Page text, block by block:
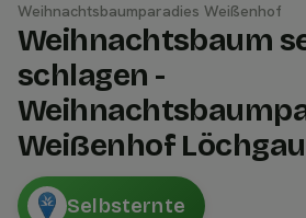
Weihnachtsbaumparadies Weißenhof
Weihnachtsbaum
schlagen -
Weißenhof Löchgau
Selbsternte